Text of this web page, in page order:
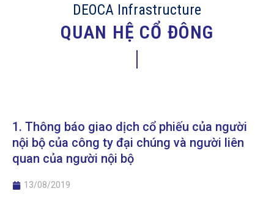
DEOCA Infrastructure
QUAN HỆ CỔ ĐÔNG
1. Thông báo giao dịch cổ phiếu của người
nội bộ của công ty đại chúng và người liên
quan của người nội bộ
13/08/2019